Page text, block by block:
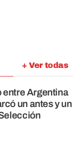
+ Ver todas
entre Argentina
un antes y un